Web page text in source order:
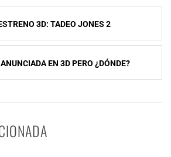
3D: TADEO JONES 2
EN 3D PERO ¿DÓNDE?